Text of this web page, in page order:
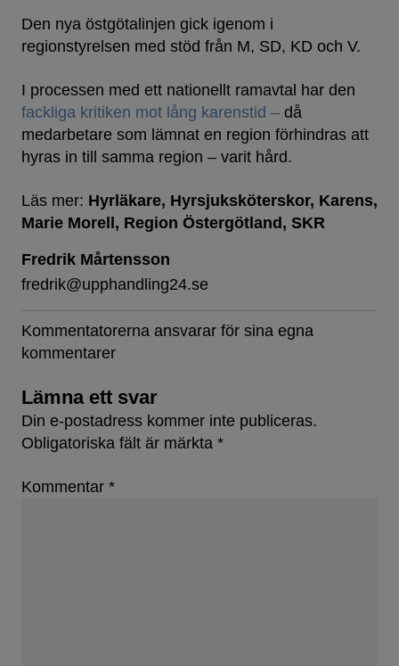
Den nya östgötalinjen gick igenom i
regionstyrelsen med stöd från M, SD, KD och V.
I processen med ett nationellt ramavtal har den
fackliga kritiken mot lång karenstid – då
medarbetare som lämnat en region förhindras att
hyras in till samma region – varit hård.
Läs mer: Hyrläkare Hyrsjuksköterskor Karens
Marie Morell
Region Östergötland SKR
Fredrik Mårtensson
fredrik@upphandling24.se
Kommentatorerna ansvarar för sina egna
kommentarer
Lämna ett svar
Din e-postadress kommer inte publiceras.
Obligatoriska fält är märkta *
Kommentar *